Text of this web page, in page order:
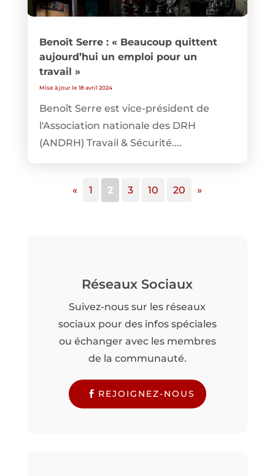
Benoît Serre : « Beaucoup quittent
aujourd’hui un emploi pour un
travail »
Mise à jour le 18 avril 2024
Benoît Serre est vice-président de
l'Association nationale des DRH
(ANDRH) Travail & Sécurité....
« 1 2 3 10 20 »
Réseaux Sociaux
Suivez-nous sur les réseaux
sociaux pour des infos spéciales
ou échanger avec les membres
de la communauté.
REJOIGNEZ-NOUS